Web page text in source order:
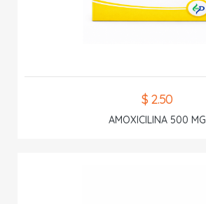
$ 2.50
AMOXICILINA 500 MG